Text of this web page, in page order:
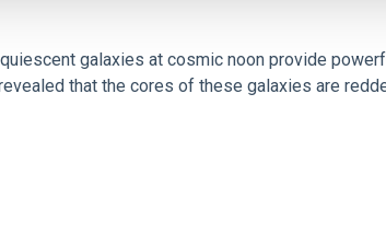
galaxies at cosmic noon provide
that the cores of these galaxies are